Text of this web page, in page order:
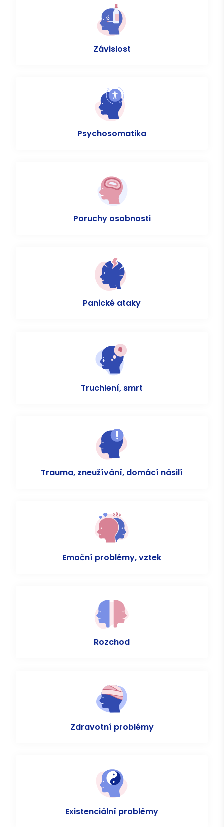
Závislost
Psychosomatika
Poruchy osobnosti
Panické ataky
Truchlení, smrt
Trauma, zneužívání, domácí násilí
Emoční problémy, vztek
Rozchod
Zdravotní problémy
Existenciální problémy